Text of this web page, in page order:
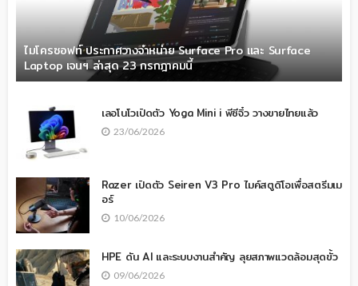
ไมโครซอฟท์ ประกาศวางจำหน่าย Surface Pro และ Surface
Laptop เจนฯ ล่าสุด 23 กรกฎาคมนี้
เลอโนโวเปิดตัว Yoga Mini i พีซีจิ๋ว วางขายไทยแล้ว
23/06/2026
Razer เปิดตัว Seiren V3 Pro ไมค์สตูดิโอเพื่อสตรีมเม
อร์
10/06/2026
HPE ดัน AI และระบบงานสำคัญ ลุยสภาพแวดล้อมสุดขั้ว
09/06/2026